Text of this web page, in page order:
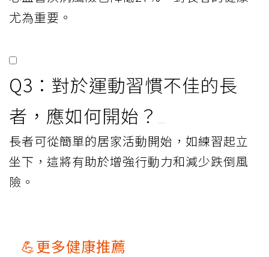
尤為重要。
Q3：對於運動習慣不佳的長
者，應如何開始？
長者可從簡單的居家活動開始，如練習起立
坐下，這將有助於增強行動力和減少跌倒風
險。
💪更多健康推薦